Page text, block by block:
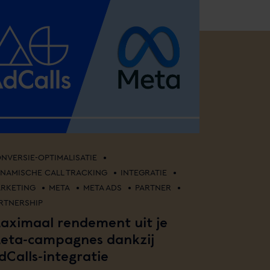
OPTIMALISATIE •
CALL TRACKING • INTEGRATIE •
• META • META ADS • PARTNER •
rendement uit je
campagnes dankzij
integratie